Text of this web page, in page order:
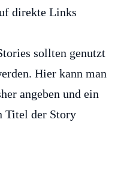
direkte Links
sollten genutzt
Hier kann man
angeben und ein
Titel der Story